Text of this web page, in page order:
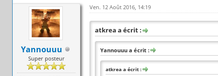
Yannouuu
Super posteur
Ven. 12 Août 2016, 14:19
atkrea a écrit :
Yannouuu a écrit :
atkrea a écrit :